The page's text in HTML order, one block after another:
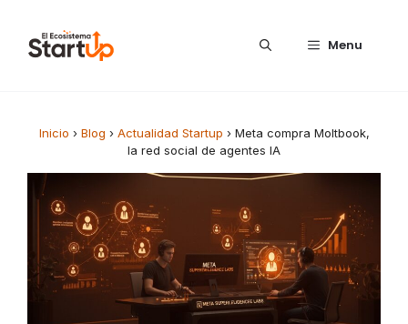
Menu
Inicio › Blog › Actualidad Startup › Meta compra Moltbook,
la red social de agentes IA